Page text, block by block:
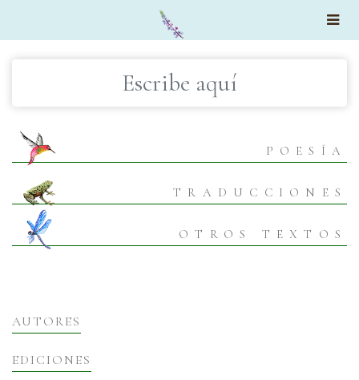
×
POESÍA
TRADUCCIONES
OTROS TEXTOS
AUTORES
EDICIONES